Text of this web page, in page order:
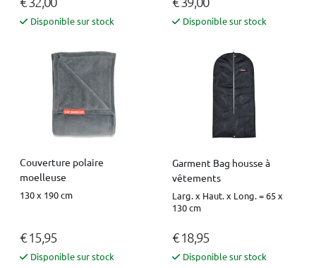
Disponible sur stock Disponible sur stock
Couverture polaire
moelleuse
130 x 190 cm
€ 15,95
Disponible sur stock
Garment Bag housse à
vêtements
Larg. x Haut. x Long. = 65 x
130 cm
€ 18,95
Disponible sur stock